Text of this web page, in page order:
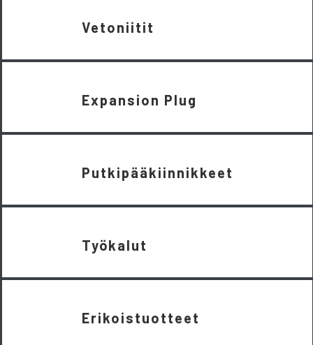
Vetoniitit
Expansion Plug
Putkipääkiinnikkeet
Työkalut
Erikoistuotteet